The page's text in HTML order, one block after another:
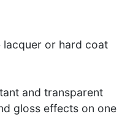
lacquer or hard coat
and transparent
gloss effects on one